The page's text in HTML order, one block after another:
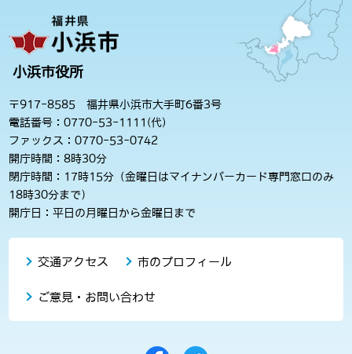
小浜市役所
〒917-8585 福井県小浜市大手町6番3号
電話番号：0770-53-1111(代)
ファックス：0770-53-0742
開庁時間：8時30分
閉庁時間：17時15分（金曜日はマイナンバーカード専門窓口のみ
18時30分まで）
開庁日：平日の月曜日から金曜日まで
交通アクセス 市のプロフィール
ご意見・お問い合わせ